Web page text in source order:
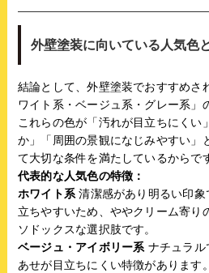
外壁塗装に向いている人気色
結論として、外壁塗装でおすすめさ
ワイト系・ベージュ系・グレー系」
これらの色が「汚れが目立ちにくい
か」「周囲の景観になじみやすい」
て大切な条件を満たしているからで
代表的な人気色の特徴：
ホワイト系 清潔感があり明るい印
立ちやすいため、ややクリーム寄り
ソドックスな選択肢です。
ベージュ・アイボリー系 ナチュラ
あせが目立ちにくい特徴があります